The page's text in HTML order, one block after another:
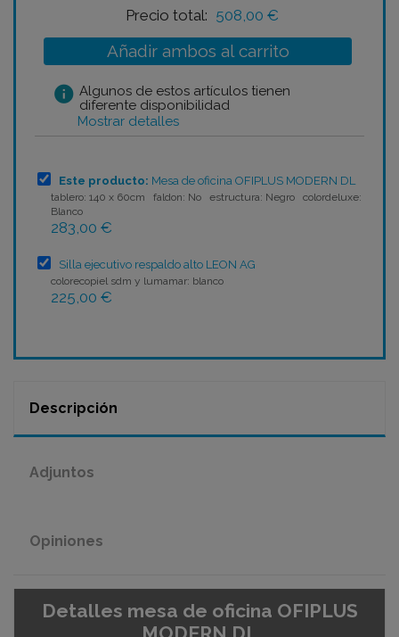
Precio total: 508,00 €
Añadir ambos al carrito
info Algunos de estos artículos tienen
diferente disponibilidad
Mostrar detalles
Este producto: Mesa de oficina OFIPLUS MODERN DL
tablero: 140 x 60cm faldon: No estructura: Negro colordeluxe:
Blanco
283,00 €
Silla ejecutivo respaldo alto LEON AG
colorecopiel sdm y lumamar: blanco
225,00 €
Descripción
Adjuntos
Opiniones
Detalles mesa de oficina OFIPLUS